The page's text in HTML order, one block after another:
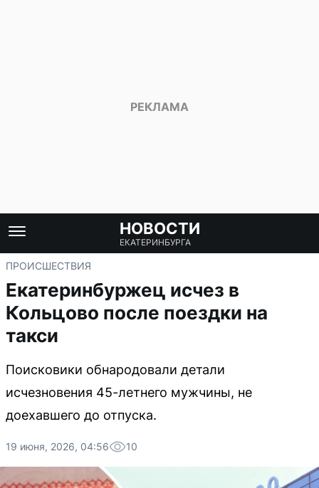
НОВОСТИ
ЕКАТЕРИНБУРГА
ПРОИСШЕСТВИЯ
Екатеринбуржец исчез в
Кольцово после поездки на
такси
Поисковики обнародовали детали
исчезновения 45-летнего мужчины, не
доехавшего до отпуска.
19 июня, 2026, 04:56 10